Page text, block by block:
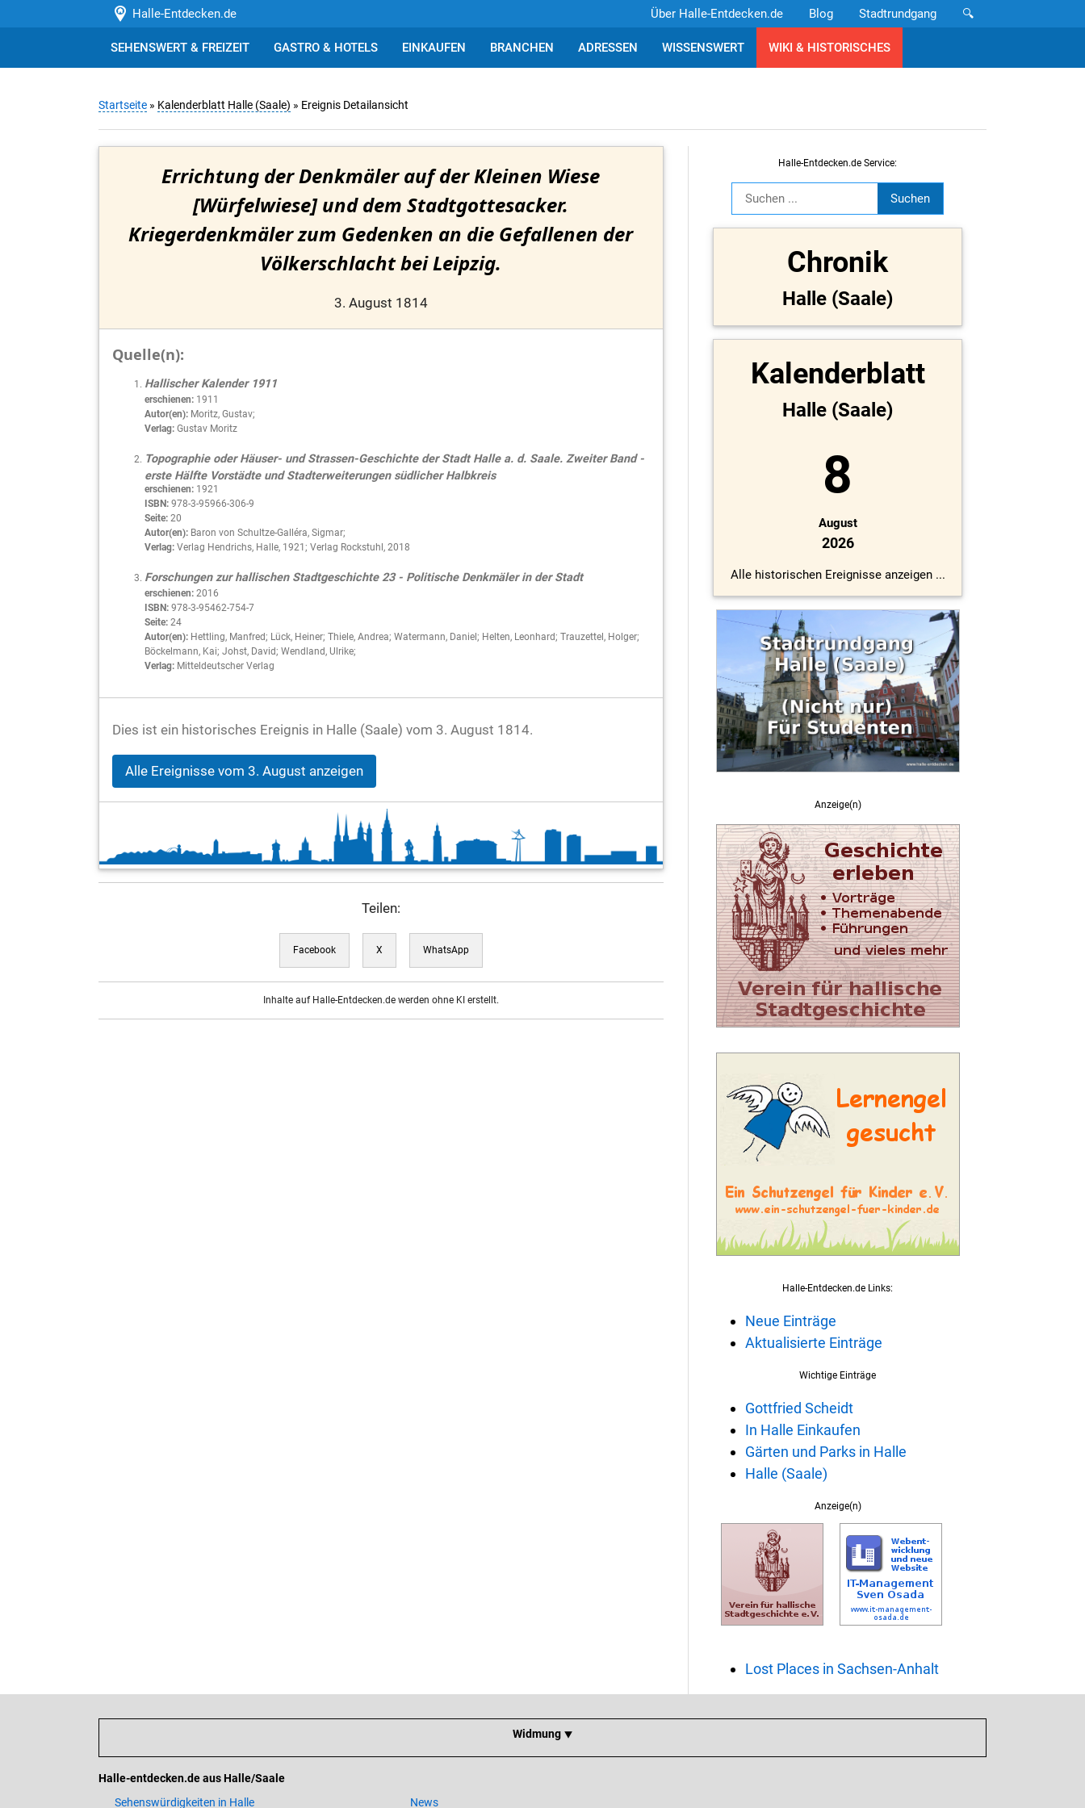
Halle-Entdecken.de 🔍
Stadtrundgang
Blog
Über Halle-Entdecken.de
SEHENSWERT & FREIZEIT GASTRO & HOTELS EINKAUFEN BRANCHEN ADRESSEN WISSENSWERT WIKI & HISTORISCHES
Startseite » Kalenderblatt Halle (Saale) » Ereignis Detailansicht
Errichtung der Denkmäler auf der Kleinen Wiese
[Würfelwiese] und dem Stadtgottesacker.
Kriegerdenkmäler zum Gedenken an die Gefallenen der
Völkerschlacht bei Leipzig.
3. August 1814
Quelle(n):
Hallischer Kalender 1911
erschienen: 1911
Autor(en): Moritz, Gustav;
Verlag: Gustav Moritz
Topographie oder Häuser- und Strassen-Geschichte der Stadt Halle a. d. Saale. Zweiter Band -
erste Hälfte Vorstädte und Stadterweiterungen südlicher Halbkreis
erschienen: 1921
ISBN: 978-3-95966-306-9
Seite: 20
Autor(en): Baron von Schultze-Galléra, Sigmar;
Verlag: Verlag Hendrichs, Halle, 1921; Verlag Rockstuhl, 2018
Forschungen zur hallischen Stadtgeschichte 23 - Politische Denkmäler in der Stadt
erschienen: 2016
ISBN: 978-3-95462-754-7
Seite: 24
Autor(en): Hettling, Manfred; Lück, Heiner; Thiele, Andrea; Watermann, Daniel; Helten, Leonhard; Trauzettel, Holger;
Böckelmann, Kai; Johst, David; Wendland, Ulrike;
Verlag: Mitteldeutscher Verlag
Dies ist ein historisches Ereignis in Halle (Saale) vom 3. August 1814.
Alle Ereignisse vom 3. August anzeigen
Teilen:
Facebook X WhatsApp
Inhalte auf Halle-Entdecken.de werden ohne KI erstellt.
Halle-Entdecken.de Service:
Chronik
Halle (Saale)
Kalenderblatt
Halle (Saale)
8
August
2026
Alle historischen Ereignisse anzeigen ...
Anzeige(n)
Halle-Entdecken.de Links:
Neue Einträge
Aktualisierte Einträge
Wichtige Einträge
Gottfried Scheidt
In Halle Einkaufen
Gärten und Parks in Halle
Halle (Saale)
Anzeige(n)
Lost Places in Sachsen-Anhalt
Widmung ⯆
Halle-entdecken.de aus Halle/Saale
Sehenswürdigkeiten in Halle
News